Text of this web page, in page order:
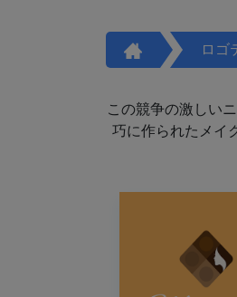
ロゴ
この競争の激しい
巧に作られたメイ